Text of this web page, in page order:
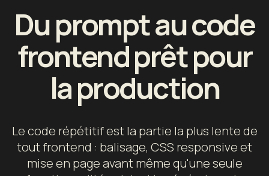
Du prompt au code
frontend prêt pour
la production
Le code répétitif est la partie la plus lente de
tout frontend : balisage, CSS responsive et
mise en page avant même qu'une seule